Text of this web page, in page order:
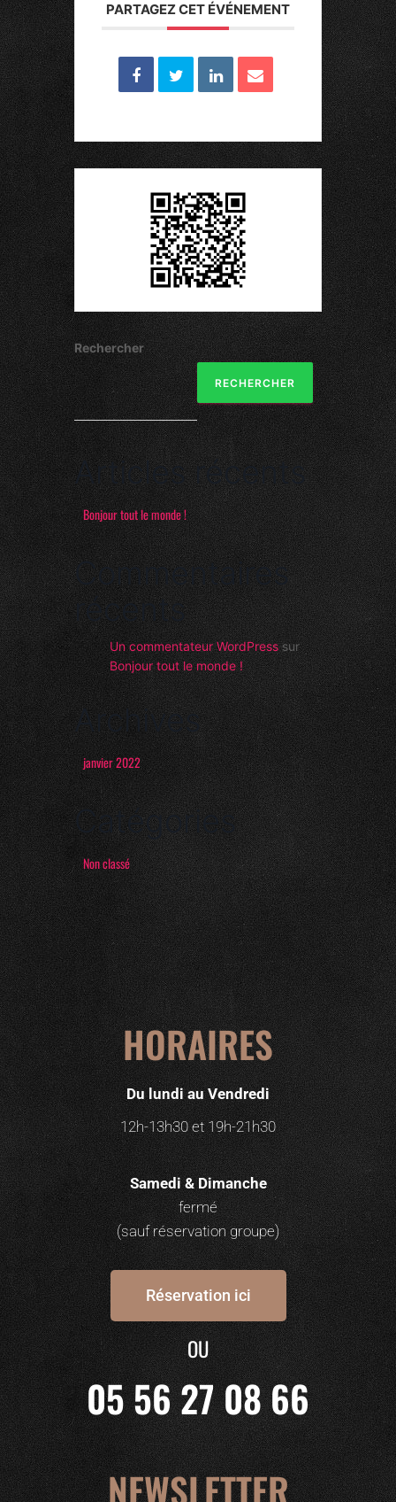
PARTAGEZ CET ÉVÉNEMENT
Rechercher
RECHERCHER
Articles récents
Bonjour tout le monde !
Commentaires
récents
Un commentateur WordPresssur
Bonjour tout le monde !
Archives
janvier 2022
Catégories
Non classé
HORAIRES
Du lundi au Vendredi
12h-13h30 et 19h-21h30
Samedi & Dimanche
fermé
(sauf réservation groupe)
Réservation ici
OU
05 56 27 08 66
NEWSLETTER